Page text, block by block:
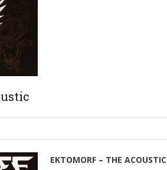
EKTOMORF – THE ACOUSTIC